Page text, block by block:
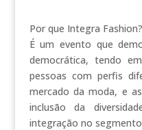
Por que Integra Fashion?
É um evento que
democrática, tendo
pessoas com perfis
mercado da moda, e
inclusão da
integração no